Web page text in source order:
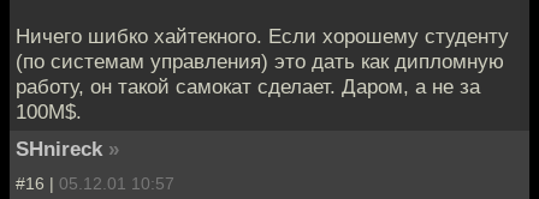
Ничего шибко хайтекного. Если хорошему студенту
(по системам управления) это дать как дипломную
работу, он такой самокат сделает. Даром, а не за
100М$.
SHnireck »
#16 | 05.12.01 10:57